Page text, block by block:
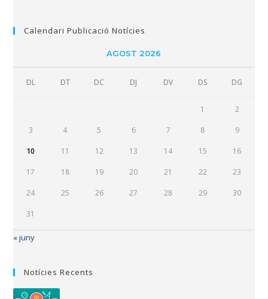
Calendari Publicació Notícies
AGOST 2026
DL DT DC DJ DV DS DG
1 2
3 4 5 6 7 8 9
10 11 12 13 14 15 16
17 18 19 20 21 22 23
24 25 26 27 28 29 30
31
« juny
Notícies Recents